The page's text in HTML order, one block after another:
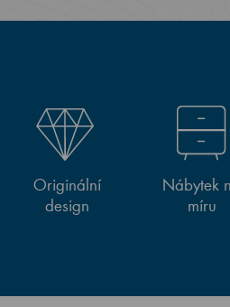
Originální
design
Nábytek
míru